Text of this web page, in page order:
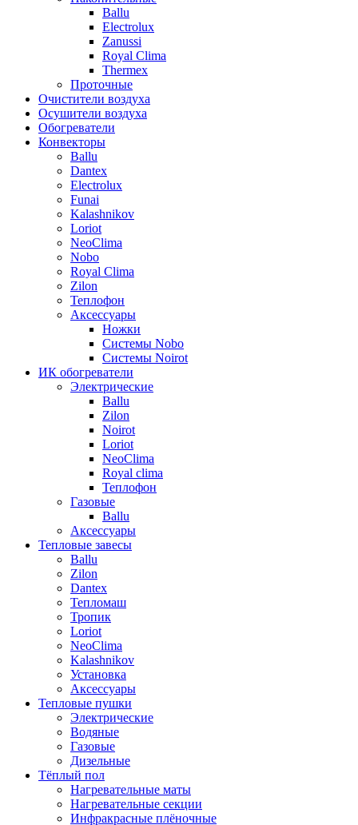
Ballu
Electrolux
Zanussi
Royal Clima
Thermex
Проточные
Очистители воздуха
Осушители воздуха
Обогреватели
Конвекторы
Ballu
Dantex
Electrolux
Funai
Kalashnikov
Loriot
NeoClima
Nobo
Royal Clima
Zilon
Теплофон
Аксессуары
Ножки
Системы Nobo
Системы Noirot
ИК обогреватели
Электрические
Ballu
Zilon
Noirot
Loriot
NeoClima
Royal clima
Теплофон
Газовые
Ballu
Аксессуары
Тепловые завесы
Ballu
Zilon
Dantex
Тепломаш
Тропик
Loriot
NeoClima
Kalashnikov
Установка
Аксессуары
Тепловые пушки
Электрические
Водяные
Газовые
Дизельные
Тёплый пол
Нагревательные маты
Нагревательные секции
Инфракрасные плёночные